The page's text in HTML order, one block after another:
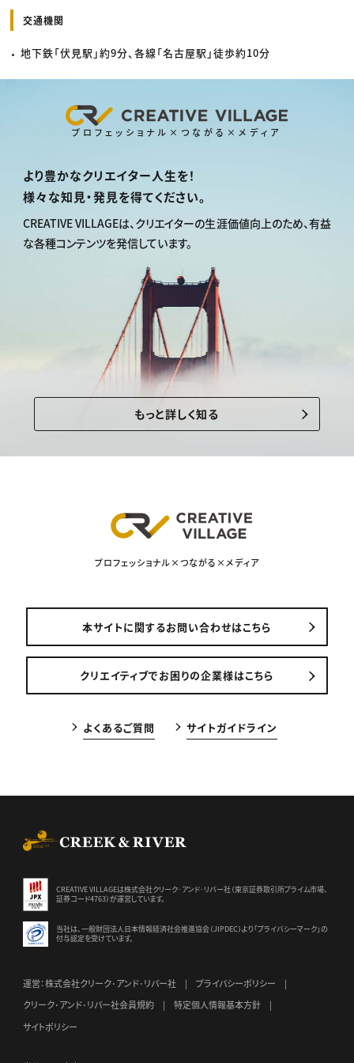
交通機関
地下鉄「伏見駅」約9分、各線「名古屋駅」徒歩約10分
プロフェッショナル×つながる×メディア
より豊かなクリエイター人生を！
様々な知見・発見を得てください。
CREATIVE VILLAGEは、 クリエイターの生涯価値向上のため、有益
な各種コンテンツを発信しています。
もっと詳しく知る
プロフェッショナル×つながる×メディア
本サイトに関するお問い合わせはこちら
クリエイティブでお困りの企業様はこちら
よくあるご質問 サイトガイドライン
CREATIVE VILLAGEは株式会社クリーク･アンド･リバー社（東京証券取引所プライム市場、
証券コード4763）が運営しています。
当社は、一般財団法人日本情報経済社会推進協会（JIPDEC）より 「プライバシーマーク」の
付与認定を受けています。
運営：株式会社クリーク･アンド･リバー社
プライバシーポリシー
クリーク･アンド･リバー社会員規約
特定個人情報基本方針
サイトポリシー